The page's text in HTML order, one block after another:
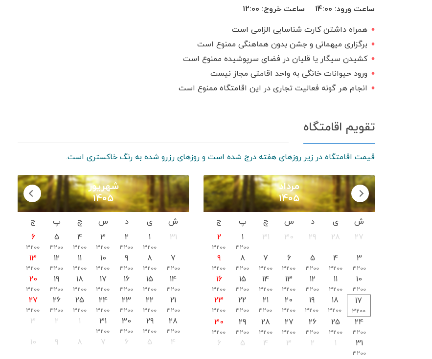
سرویس ایرانی
ساعت ورود: 14:00 ساعت خروج: 12:00
همراه داشتن کارت شناسایی الزامی است
برگزاری میهمانی و جشن بدون هماهنگی ممنوع است
کشیدن سیگار یا قلیان در فضای سرپوشیده ممنوع است
ورود حیوانات خانگی به واحد اقامتی مجاز نیست
انجام هر گونه فعالیت تجاری در این اقامتگاه ممنوع است
تقویم اقامتگاه
قیمت اقامتگاه در زیر روزهای هفته درج شده است و روزهای رزرو شده به رنگ خاکستری است.
مرداد
1405
ش ی د س چ پ
ج
27
28
29
30
31
1
3200
2
3200
3
3200
4
3200
5
3200
6
3200
7
3200
8
3200
9
3200
10
3200
11
3200
12
3200
13
3200
14
3200
15
3200
16
3200
17
3200
18
3200
19
3200
20
3200
21
3200
22
3200
23
3200
24
3200
25
3200
26
3200
27
3200
28
3200
29
3200
30
3200
31
3200
1
2
3
4
5
6
شهریور
1405
ش ی د س چ پ
ج
31
1
3200
2
3200
3
3200
4
3200
5
3200
6
3200
7
3200
8
3200
9
3200
10
3200
11
3200
12
3200
13
3200
14
3200
15
3200
16
3200
17
3200
18
3200
19
3200
20
3200
21
3200
22
3200
23
3200
24
3200
25
3200
26
3200
27
3200
28
3200
29
3200
30
3200
31
3200
1
2
3
4
5
6
7
8
9
10